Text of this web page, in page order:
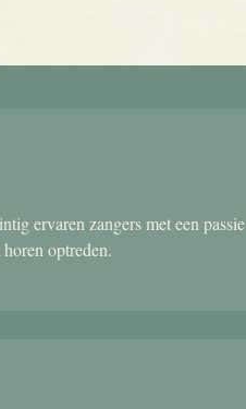
ervaren zangers met een passie
optreden.